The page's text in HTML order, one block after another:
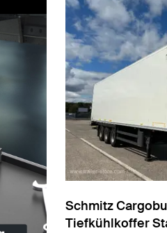
Schmitz
Tiefkühlkoffer